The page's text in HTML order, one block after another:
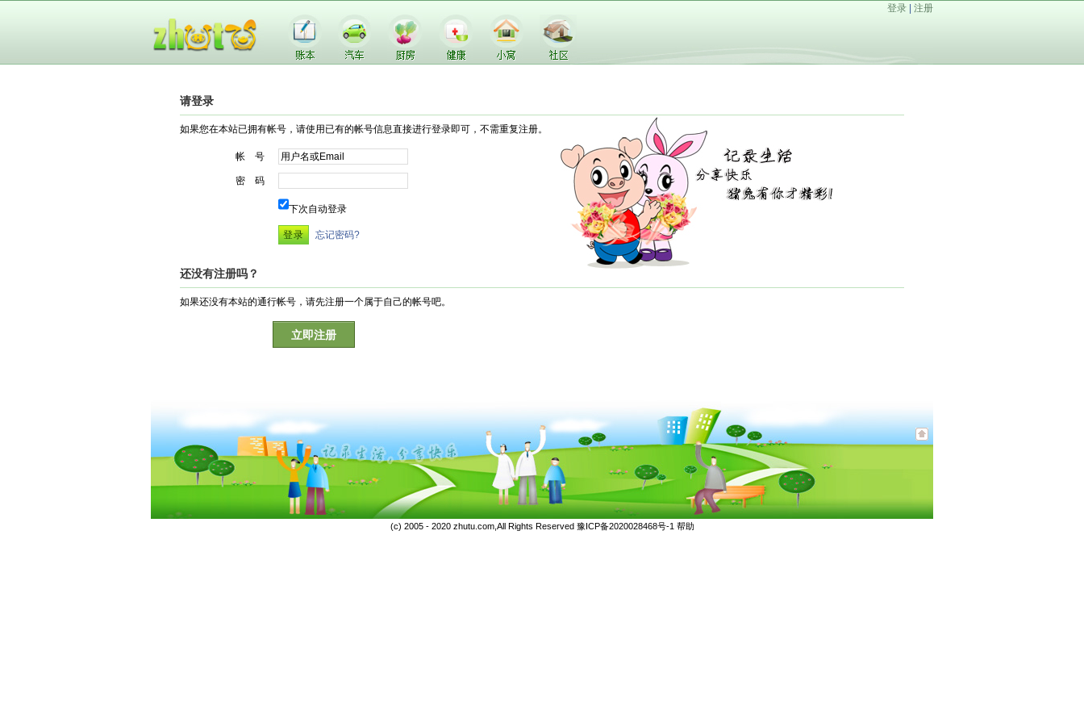
登录 注册
请登录
如果您在本站已拥有帐号，请使用已有的帐号信息直接进行登录即可，不需重复注册。
帐 号
密 码
下次自动登录
忘记密码?
还没有注册吗？
如果还没有本站的通行帐号，请先注册一个属于自己的帐号吧。
立即注册
(c) 2005 - 2020 zhutu.com,All Rights Reserved 豫ICP备2020028468号-1 帮助